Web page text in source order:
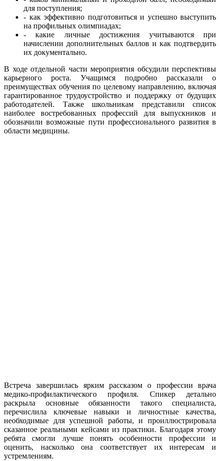
для поступления;
- как эффективно подготовиться и успешно выступить
на профильных олимпиадах;
- какие личные достижения учитываются при
начислении дополнительных баллов и как подтвердить
их документально.
В ходе отдельной части мероприятия обсудили перспективы
карьерного роста. Учащимся подробно рассказали о
преимуществах обучения по целевому направлению, включая
гарантированное трудоустройство и поддержку от будущих
работодателей. Также школьникам представили список
наиболее востребованных профессий для выпускников и
обозначили возможные пути профессионального развития в
области медицины.
Встреча завершилась ярким рассказом о профессии врача
медико‑профилактического профиля. Спикер детально
раскрыла основные обязанности такого специалиста,
перечислила ключевые навыки и личностные качества,
необходимые для успешной работы, и проиллюстрировала
сказанное реальными кейсами из практики. Благодаря этому
ребята смогли лучше понять особенности профессии и
оценить, насколько она соответствует их интересам и
устремлениям.